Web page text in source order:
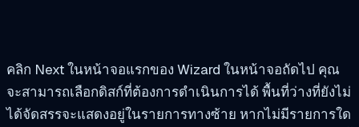
คลิก Next ในหน้าจอแรกของ Wizard ในหน้าจอถัดไป คุณ
จะสามารถเลือกดิสก์ที่ต้องการดำเนินการได้ พื้นที่ว่างที่ยังไม่
ได้จัดสรรจะแสดงอยู่ในรายการทางซ้าย หากไม่มีรายการใด